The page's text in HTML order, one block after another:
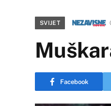
SVIJET
Facebook